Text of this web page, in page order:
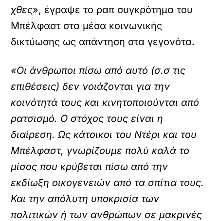
χθες», έγραψε το ραπ συγκρότημα του
Μπέλφαστ στα μέσα κοινωνικής
δικτύωσης ως απάντηση στα γεγονότα.
«Οι άνθρωποι πίσω από αυτό (σ.σ τις
επιθέσεις) δεν νοιάζονται για την
κοινότητά τους και κινητοποιούνται από
ρατσισμό. Ο στόχος τους είναι η
διαίρεση. Ως κάτοικοι του Ντέρι και του
Μπέλφαστ, γνωρίζουμε πολύ καλά το
μίσος που κρύβεται πίσω από την
εκδίωξη οικογενειών από τα σπίτια τους.
Και την απόλυτη υποκρισία των
πολιτικών ή των ανθρώπων σε μακρινές